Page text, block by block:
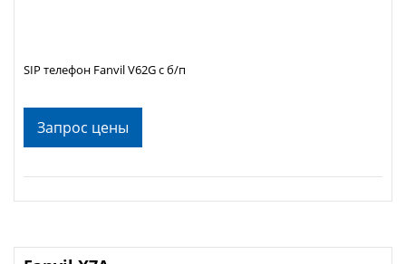
Запрос цены
SIP телефон Fanvil V62G с б/п